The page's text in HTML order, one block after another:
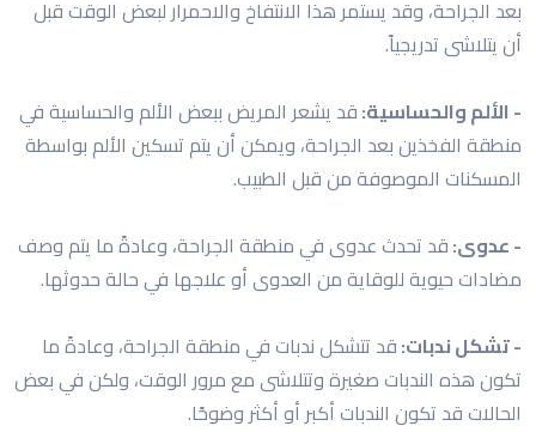
بعد الجراحة، وقد يستمر هذا الانتفاخ والاحمرار لبعض الوقت قبل
أن يتلاشى تدريجياً.
- الألم والحساسية:قد يشعر المريض ببعض الألم والحساسية في
منطقة الفخذين بعد الجراحة، ويمكن أن يتم تسكين الألم بواسطة
المسكنات الموصوفة من قبل الطبيب.
- عدوى:قد تحدث عدوى في منطقة الجراحة، وعادةً ما يتم وصف
مضادات حيوية للوقاية من العدوى أو علاجها في حالة حدوثها.
- تشكل ندبات:قد تتشكل ندبات في منطقة الجراحة، وعادةً ما
تكون هذه الندبات صغيرة وتتلاشى مع مرور الوقت، ولكن في بعض
الحالات قد تكون الندبات أكبر أو أكثر وضوحًا.